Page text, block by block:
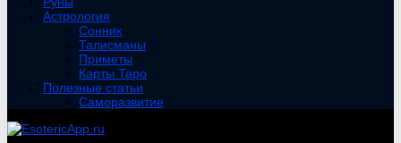
Астрология
Сонник
Талисманы
Приметы
Карты Таро
Полезные статьи
Саморазвитие